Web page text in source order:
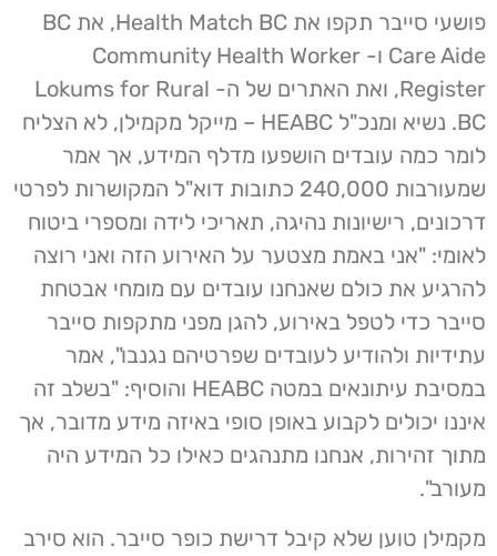
פושעי סייבר תקפו את Health Match BC, את BC
Care Aide ו- Community Health Worker
Register, ואת האתרים של ה- Lokums for Rural
BC. נשיא ומנכ"ל HEABC – מייקל מקמילן, לא הצליח
לומר כמה עובדים הושפעו מדלף המידע, אך אמר
שמעורבות 240,000 כתובות דוא"ל המקושרות לפרטי
דרכונים, רישיונות נהיגה, תאריכי לידה ומספרי ביטוח
לאומי: "אני באמת מצטער על האירוע הזה ואני רוצה
להרגיע את כולם שאנחנו עובדים עם מומחי אבטחת
סייבר כדי לטפל באירוע, להגן מפני מתקפות סייבר
עתידיות ולהודיע לעובדים שפרטיהם נגנבו", אמר
במסיבת עיתונאים במטה HEABC והוסיף: "בשלב זה
איננו יכולים לקבוע באופן סופי באיזה מידע מדובר, אך
מתוך זהירות, אנחנו מתנהגים כאילו כל המידע היה
מעורב".
מקמילן טוען שלא קיבל דרישת כופר סייבר. הוא סירב